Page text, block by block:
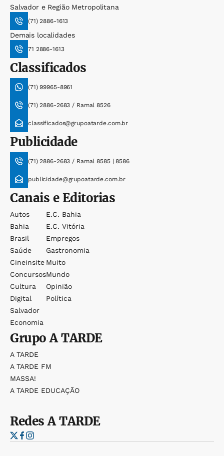
Salvador e Região Metropolitana
(71) 2886-1613
Demais localidades
71 2886-1613
Classificados
(71) 99965-8961
(71) 2886-2683 / Ramal 8526
classificados@grupoatarde.com.br
Publicidade
(71) 2886-2683 / Ramal 8585 | 8586
publicidade@grupoatarde.com.br
Canais e Editorias
Autos
Bahia
Brasil
Saúde
Cineinsite
Concursos
Cultura
Digital
Salvador
Economia
E.c. Bahia
E.c. Vitória
Empregos
Gastronomia
Muito
Mundo
Opinião
Política
GrupoA TARDE
A TARDE
A TARDE FM
MASSA!
A TARDE EDUCAÇÃO
RedesA TARDE